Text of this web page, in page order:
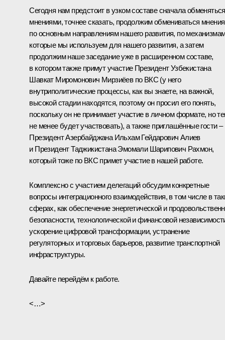
Сегодня нам предстоит в узком составе сначала обменяться
мнениями, точнее сказать, продолжим обмениваться
по основным направлениям нашего развития, по
которые мы используем для нашего развития, а затем
продолжим наше заседание уже в расширенном составе,
в котором также примут участие Президент Узбекистана
Шавкат Миромонович Мирзиёев по ВКС (у него
внутриполитические процессы, как вы знаете, на важной,
высокой стадии находятся, поэтому он просил его понять,
поскольку он не принимает участие в личном формате, но
не менее будет участвовать), а также приглашённые гости –
Президент Азербайджана Ильхам Гейдарович Алиев
и Президент Таджикистана Эмомали Шарипович Рахмон,
который тоже по ВКС примет участие в нашей работе.
Комплексно с участием делегаций обсудим конкретные
вопросы интеграционного взаимодействия, в том числе в
сферах, как обеспечение энергетической и
безопасности, технологической и финансовой
ускорение цифровой трансформации, устранение
регуляторных и торговых барьеров, развитие транспортной
инфраструктуры.
Давайте перейдём к работе.
<…>